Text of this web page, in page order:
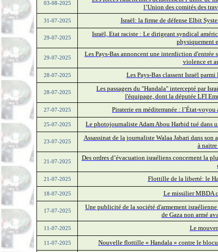
03-08-2025
l’Union des comités des
31-07-2025 Israël: la firme de défense Elbit
29-07-2025
Israël, Etat raciste : Le dirigeant syndical
physiquement
29-07-2025
Les Pays-Bas annoncent une interdiction
violence et
28-07-2025 Les Pays-Bas classent Israël
28-07-2025
Les passagers du "Handala" intercepté par
l'équipage, dont la députée LFI
27-07-2025 Piraterie en méditerranée : l’État-
25-07-2025 Le photojournaliste Adam Abou Harbid tué dans
23-07-2025
Assassinat de la journaliste Walaa Jabari dans son
à naitre
21-07-2025
Des ordres d’évacuation israéliens concernent la
21-07-2025 Flottille de la liberté: le
18-07-2025 Le missilier MBDA
17-07-2025
Une publicité de la société d'armement
de Gaza non armé
11-07-2025 Le
11-07-2025 Nouvelle flottille « Handala » contre le